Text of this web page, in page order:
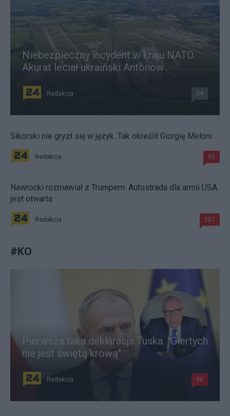
Niebezpieczny incydent w kraju NATO.
Akurat leciał ukraiński Antonow
Redakcja 34
Sikorski nie gryzł się w język. Tak określił Giorgię Meloni
Redakcja 93
Nawrocki rozmawiał z Trumpem. Autostrada dla armii USA
jest otwarta
Redakcja 207
#KO
Pierwsza taka deklaracja Tuska. "Giertych
nie jest świętą krową"
Redakcja 96